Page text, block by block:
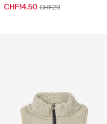
CHF14.50 CHF29